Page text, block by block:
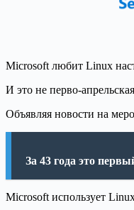
Microsoft любит Linux
И это не перво-
Объявляя новости на
За 43 года это
Microsoft использует